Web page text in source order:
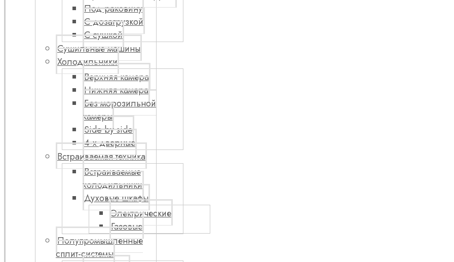
Под раковину
С дозагрузкой
С сушкой
Сушильные машины
Холодильники
Верхняя камера
Нижняя камера
Без морозильной
камеры
Side by side
4-х дверные
Встраиваемая техника
Встраиваемые
холодильники
Духовые шкафы
Электрические
Газовые
Полупромышленные
сплит-системы